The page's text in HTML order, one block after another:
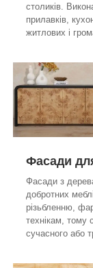
столиків.
прилавків,
житлових і
Фасади
Фасади з
добротних
різьбленню,
технікам, тому
сучасного або